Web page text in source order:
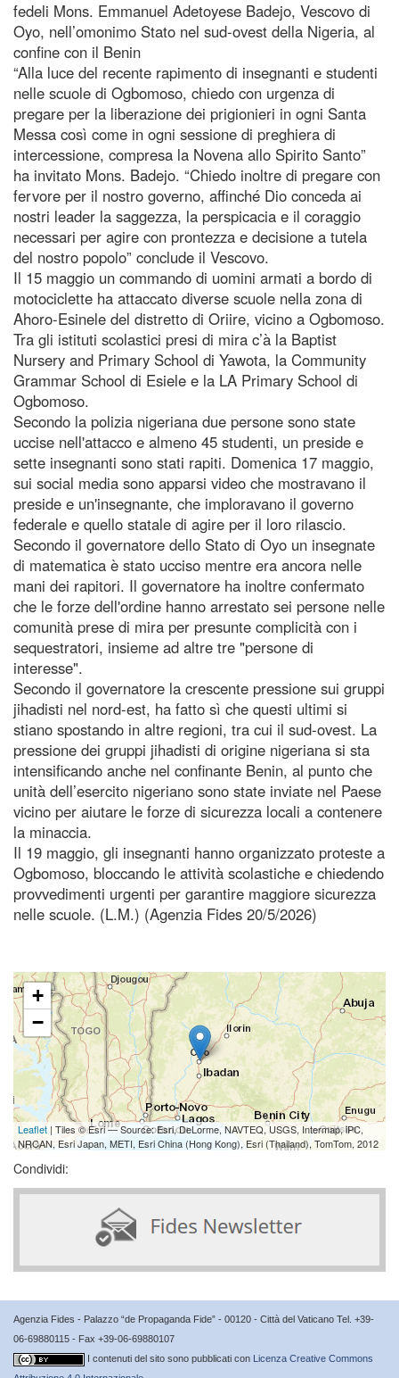
fedeli Mons. Emmanuel Adetoyese Badejo, Vescovo di
Oyo, nell’omonimo Stato nel sud-ovest della Nigeria, al
confine con il Benin
“Alla luce del recente rapimento di insegnanti e studenti
nelle scuole di Ogbomoso, chiedo con urgenza di
pregare per la liberazione dei prigionieri in ogni Santa
Messa così come in ogni sessione di preghiera di
intercessione, compresa la Novena allo Spirito Santo”
ha invitato Mons. Badejo. “Chiedo inoltre di pregare con
fervore per il nostro governo, affinché Dio conceda ai
nostri leader la saggezza, la perspicacia e il coraggio
necessari per agire con prontezza e decisione a tutela
del nostro popolo” conclude il Vescovo.
Il 15 maggio un commando di uomini armati a bordo di
motociclette ha attaccato diverse scuole nella zona di
Ahoro-Esinele del distretto di Oriire, vicino a Ogbomoso.
Tra gli istituti scolastici presi di mira c’à la Baptist
Nursery and Primary School di Yawota, la Community
Grammar School di Esiele e la LA Primary School di
Ogbomoso.
Secondo la polizia nigeriana due persone sono state
uccise nell'attacco e almeno 45 studenti, un preside e
sette insegnanti sono stati rapiti. Domenica 17 maggio,
sui social media sono apparsi video che mostravano il
preside e un'insegnante, che imploravano il governo
federale e quello statale di agire per il loro rilascio.
Secondo il governatore dello Stato di Oyo un insegnate
di matematica è stato ucciso mentre era ancora nelle
mani dei rapitori. Il governatore ha inoltre confermato
che le forze dell'ordine hanno arrestato sei persone nelle
comunità prese di mira per presunte complicità con i
sequestratori, insieme ad altre tre "persone di
interesse".
Secondo il governatore la crescente pressione sui gruppi
jihadisti nel nord-est, ha fatto sì che questi ultimi si
stiano spostando in altre regioni, tra cui il sud-ovest. La
pressione dei gruppi jihadisti di origine nigeriana si sta
intensificando anche nel confinante Benin, al punto che
unità dell’esercito nigeriano sono state inviate nel Paese
vicino per aiutare le forze di sicurezza locali a contenere
la minaccia.
Il 19 maggio, gli insegnanti hanno organizzato proteste a
Ogbomoso, bloccando le attività scolastiche e chiedendo
provvedimenti urgenti per garantire maggiore sicurezza
nelle scuole. (L.M.) (Agenzia Fides 20/5/2026)
+
−
Leaflet | Tiles © Esri — Source: Esri, DeLorme, NAVTEQ, USGS, Intermap, iPC,
NRCAN, Esri Japan, METI, Esri China (Hong Kong), Esri (Thailand), TomTom, 2012
Condividi:
Agenzia Fides - Palazzo “de Propaganda Fide” - 00120 - Città del Vaticano Tel. +39-
06-69880115 - Fax +39-06-69880107
I contenuti del sito sono pubblicati con Licenza Creative Commons